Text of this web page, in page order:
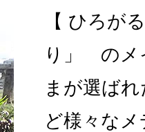
【 ひろが
り」 のメ
まが選ば
ど様々な